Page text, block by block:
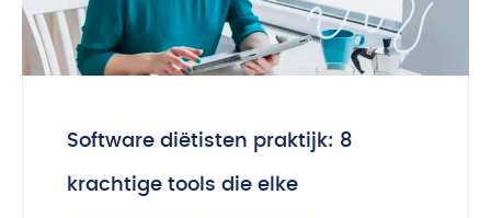
Software diëtisten praktijk: 8
krachtige tools die elke